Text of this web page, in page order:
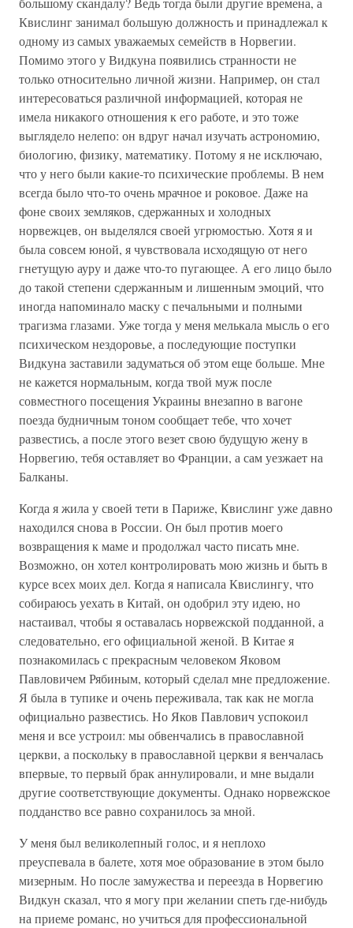
Квислинг занимал большую должность и принадлежал к
одному из самых уважаемых семейств в Норвегии.
Помимо этого у Видкуна появились странности не
только относительно личной жизни. Например, он стал
интересоваться различной информацией, которая не
имела никакого отношения к его работе, и это тоже
выглядело нелепо: он вдруг начал изучать астрономию,
биологию, физику, математику. Потому я не исключаю,
что у него были какие-то психические проблемы. В нем
всегда было что-то очень мрачное и роковое. Даже на
фоне своих земляков, сдержанных и холодных
норвежцев, он выделялся своей угрюмостью. Хотя я и
была совсем юной, я чувствовала исходящую от него
гнетущую ауру и даже что-то пугающее. А его лицо было
до такой степени сдержанным и лишенным эмоций, что
иногда напоминало маску с печальными и полными
трагизма глазами. Уже тогда у меня мелькала мысль о его
психическом нездоровье, а последующие поступки
Видкуна заставили задуматься об этом еще больше. Мне
не кажется нормальным, когда твой муж после
совместного посещения Украины внезапно в вагоне
поезда будничным тоном сообщает тебе, что хочет
развестись, а после этого везет свою будущую жену в
Норвегию, тебя оставляет во Франции, а сам уезжает на
Балканы.
Когда я жила у своей тети в Париже, Квислинг уже давно
находился снова в России. Он был против моего
возвращения к маме и продолжал часто писать мне.
Возможно, он хотел контролировать мою жизнь и быть в
курсе всех моих дел. Когда я написала Квислингу, что
собираюсь уехать в Китай, он одобрил эту идею, но
настаивал, чтобы я оставалась норвежской подданной, а
следовательно, его официальной женой. В Китае я
познакомилась с прекрасным человеком Яковом
Павловичем Рябиным, который сделал мне предложение.
Я была в тупике и очень переживала, так как не могла
официально развестись. Но Яков Павлович успокоил
меня и все устроил: мы обвенчались в православной
церкви, а поскольку в православной церкви я венчалась
впервые, то первый брак аннулировали, и мне выдали
другие соответствующие документы. Однако норвежское
подданство все равно сохранилось за мной.
У меня был великолепный голос, и я неплохо
преуспевала в балете, хотя мое образование в этом было
мизерным. Но после замужества и переезда в Норвегию
Видкун сказал, что я могу при желании спеть где-нибудь
на приеме романс, но учиться для профессиональной